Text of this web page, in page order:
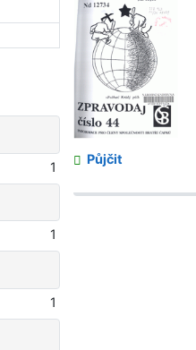
Půjčit
1
1
1